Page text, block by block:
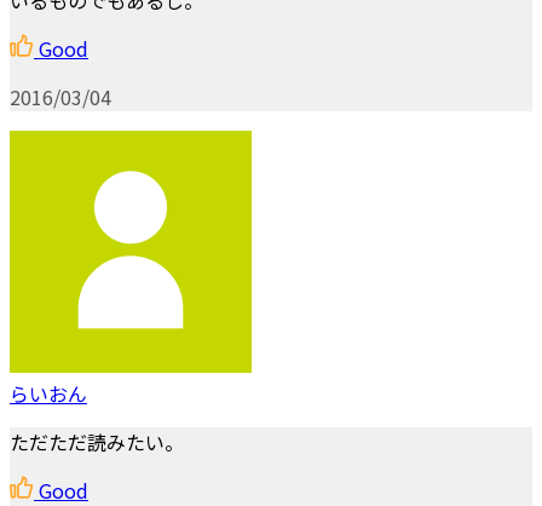
Good
2016/03/04
らいおん
ただただ読みたい。
Good